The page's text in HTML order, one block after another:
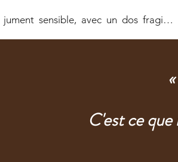
jument sensible, avec un dos fragile,
est née une autre façon de
du corps et du mouvement des
C'est ce